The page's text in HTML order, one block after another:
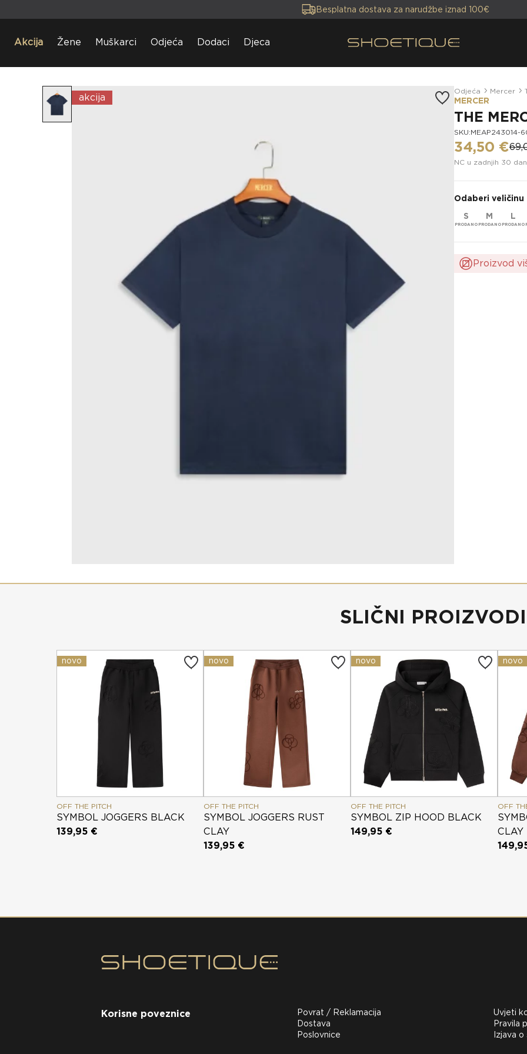
Besplatna dostava za narudžbe iznad 100€
Akcija Žene Muškarci Odjeća Dodaci Djeca
akcija
Odjeća Mercer
MERCER
THE
SKU:MEAP243014-
34,50 €
NC u zadnjih 30
Odaberi veličinu
S
M L
Proizvod
SLIČNI PROIZVODI
novo
OFF THE PITCH
SYMBOL JOGGERS BLACK
139,95 €
novo
OFF THE PITCH
SYMBOL JOGGERS RUST
CLAY
139,95 €
novo
OFF THE PITCH
SYMBOL ZIP HOOD BLACK
149,95 €
novo
OFF
CLAY
Korisne poveznice
Povrat / Reklamacija
Dostava
Poslovnice
Uvjeti
Pravila
Izjava o